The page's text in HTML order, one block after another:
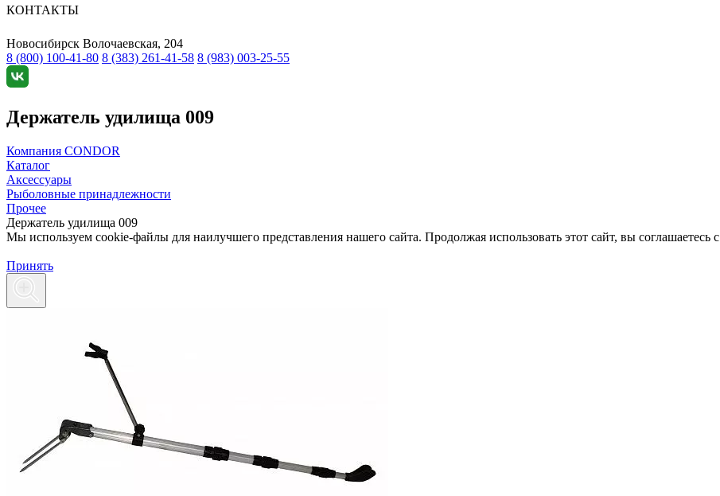
КОНТАКТЫ
Новосибирск Волочаевская, 204
8 (800) 100-41-80 8 (383) 261-41-58 8 (983) 003-25-55
Держатель удилища 009
Компания CONDOR
Каталог
Аксессуары
Рыболовные принадлежности
Прочее
Держатель удилища 009
Мы используем cookie-файлы для наилучшего представления нашего сайта. Продолжая использовать этот сайт, вы соглашаетесь c
Принять